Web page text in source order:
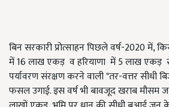
बिन सरकारी प्रोत्साहन पिछले वर्ष-2020 में,
में 16 लाख एकड़ व हरियाणा में 5 लाख एकड़
पर्यावरण संरक्षण करने वाली "तर-वत्तर सीधी
फसल उगाई. इस वर्ष भी बावजूद खराब मौसम